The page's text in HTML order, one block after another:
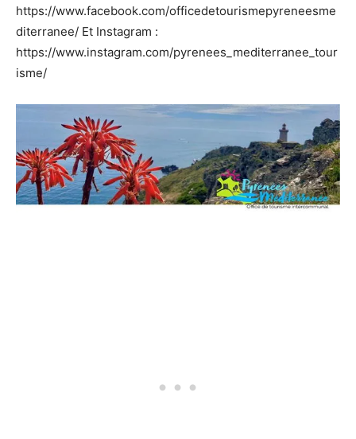
https://www.facebook.com/officedetourismepyreneesme
diterranee/ Et Instagram :
https://www.instagram.com/pyrenees_mediterranee_tour
isme/